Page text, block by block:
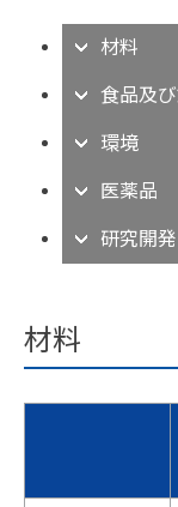
材料
食品及
環境
医薬品
研究開発
材料